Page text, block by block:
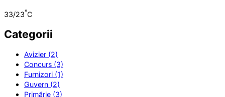
33/23°C
Categorii
Avizier (2)
Concurs (3)
Furnizori (1)
Guvern (2)
Primărie (3)